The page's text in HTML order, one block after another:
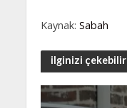
Kaynak: Sabah
ilginizi çekebilir